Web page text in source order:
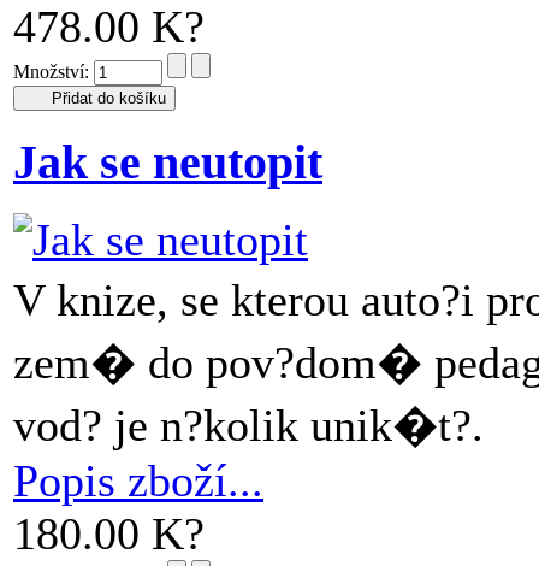
478.00 K?
Množství:
Jak se neutopit
V knize, se kterou auto?i
zem� do pov?dom�
vod? je n?kolik unik�t?.
Popis zboží...
180.00 K?